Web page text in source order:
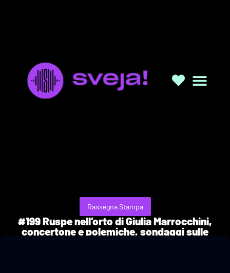
Rassegna Stampa
#199 Ruspe nell’orto di Giulia Marrocchini,
concertone e polemiche, sondaggi sulle